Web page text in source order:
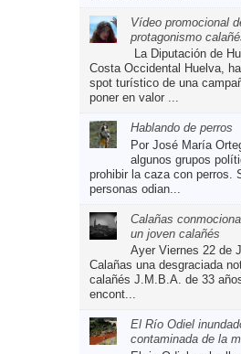
Vídeo promocional
protagonismo
La Diputación de
Costa Occidental Huelva,
spot turístico de una
poner en valor ...
Hablando de perros
Por José María
algunos grupos
prohibir la caza con perros.
personas odian...
Calañas
un joven calañés
Ayer Viernes 22 de
Calañas una desgraciada
calañés J.M.B.A. de 33
encont...
El Río Odiel
contaminada de la